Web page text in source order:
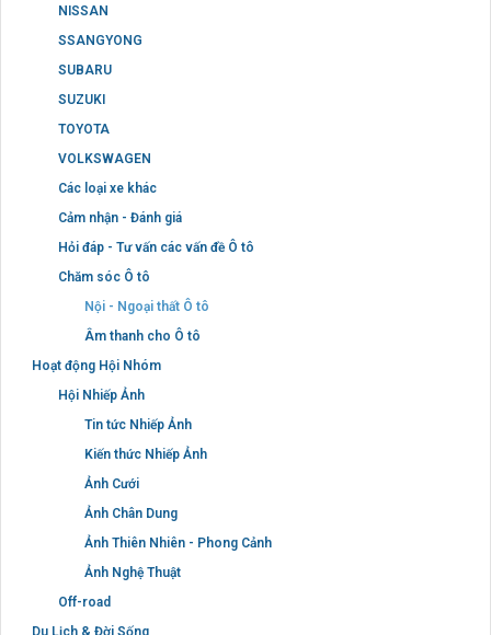
NISSAN
SSANGYONG
SUBARU
SUZUKI
TOYOTA
VOLKSWAGEN
Các loại xe khác
Cảm nhận - Đánh giá
Hỏi đáp - Tư vấn các vấn đề Ô tô
Chăm sóc Ô tô
Nội - Ngoại thất Ô tô
Âm thanh cho Ô tô
Hoạt động Hội Nhóm
Hội Nhiếp Ảnh
Tin tức Nhiếp Ảnh
Kiến thức Nhiếp Ảnh
Ảnh Cưới
Ảnh Chân Dung
Ảnh Thiên Nhiên - Phong Cảnh
Ảnh Nghệ Thuật
Off-road
Du Lịch & Đời Sống